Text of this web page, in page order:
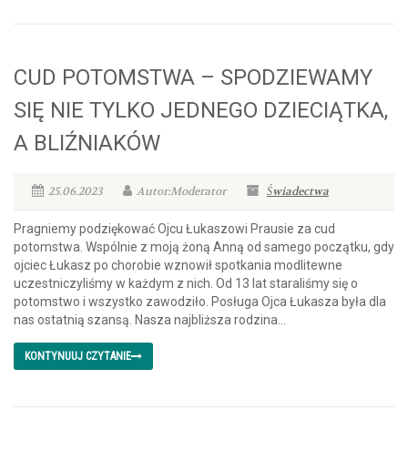
CUD POTOMSTWA – SPODZIEWAMY
SIĘ NIE TYLKO JEDNEGO DZIECIĄTKA,
A BLIŹNIAKÓW
25.06.2023 Autor:Moderator Świadectwa
Pragniemy podziękować Ojcu Łukaszowi Prausie za cud
potomstwa. Wspólnie z moją żoną Anną od samego początku, gdy
ojciec Łukasz po chorobie wznowił spotkania modlitewne
uczestniczyliśmy w każdym z nich. Od 13 lat staraliśmy się o
potomstwo i wszystko zawodziło. Posługa Ojca Łukasza była dla
nas ostatnią szansą. Nasza najbliższa rodzina...
KONTYNUUJ CZYTANIE